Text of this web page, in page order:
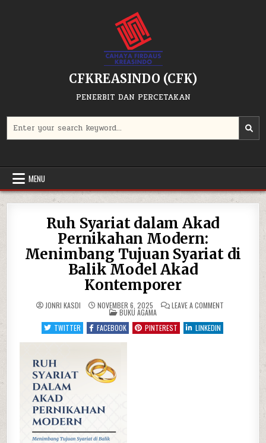
CFKREASINDO (CFK)
PENERBIT DAN PERCETAKAN
for:
MENU
Ruh Syariat dalam Akad
Pernikahan Modern:
Menimbang Tujuan Syariat di
Balik Model Akad
Kontemporer
JONRI KASDI NOVEMBER 6, 2025 LEAVE A COMMENT
POSTED
IN
BUKU AGAMA
TWITTER
FACEBOOK PINTEREST LINKEDIN